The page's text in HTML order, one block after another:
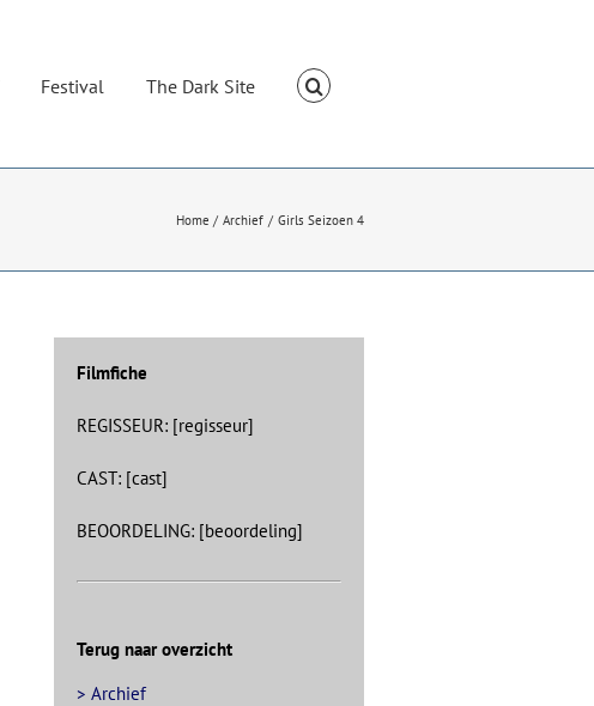
Festival The Dark Site
Home Archief Girls Seizoen 4
Filmfiche
REGISSEUR: [regisseur]
CAST: [cast]
BEOORDELING: [beoordeling]
Terug naar overzicht
> Archief